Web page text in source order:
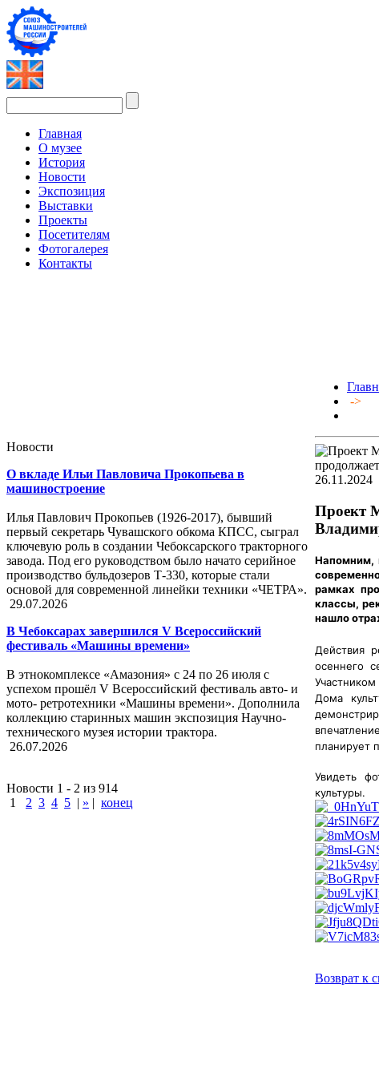
Главная
О музее
История
Новости
Экспозиция
Выставки
Проекты
Посетителям
Фотогалерея
Контакты
Новости
О вкладе Ильи Павловича Прокопьева в
машиностроение
Илья Павлович Прокопьев (1926-2017), бывший
первый секретарь Чувашского обкома КПСС, сыграл
ключевую роль в создании Чебоксарского тракторного
завода. Под его руководством было начато серийное
производство бульдозеров Т-330, которые стали
основой для современной линейки техники «ЧЕТРА».
29.07.2026
В Чебоксарах завершился V Всероссийский
фестиваль «Машины времени»
В этнокомплексе «Амазония» с 24 по 26 июля с
успехом прошёл V Всероссийский фестиваль авто- и
мото- ретротехники «Машины времени». Дополнила
коллекцию старинных машин экспозиция Научно-
технического музея истории трактора.
26.07.2026
Новости 1 - 2 из 914
1
2 3 4 5 | » | конец
->
26.11.2024
Проект
Напомним,
рамках
классы,
нашло
Действия
осеннего
Дома
планирует
Увидеть
культуры.
Возврат к